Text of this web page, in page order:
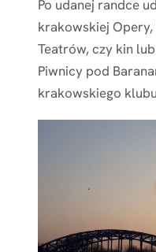
Po udanej randce
krakowskiej
Teatrów, czy kin
Piwnicy pod
krakowskiego